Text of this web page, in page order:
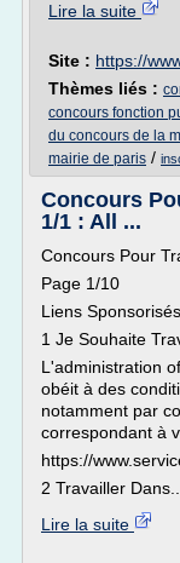
Lire la suite
Site : https://
Thèmes liés :
concours fonction
du concours de la
mairie de paris /
Concours
1/1 : All ...
Concours Pour
Page 1/10
Liens Sponsorisés
1 Je Souhaite
L'administration
obéit à des
notamment par
correspondant à
https://
2 Travailler Dans...
Lire la suite